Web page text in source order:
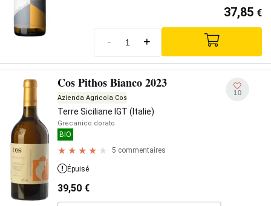
37,85 €
- +
Cos Pithos Bianco 2023
Azienda Agricola Cos
Terre Siciliane IGT (Italie)
Grecanico dorato
BIO
5 commentaires
10
Épuisé
39,50 €